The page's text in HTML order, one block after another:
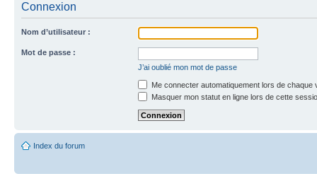
Connexion
Nom d’utilisateur :
Mot de passe :
J’ai oublié mon mot de passe
Me connecter automatiquement lors de chaque
Masquer mon statut en ligne lors de cette
Index du forum